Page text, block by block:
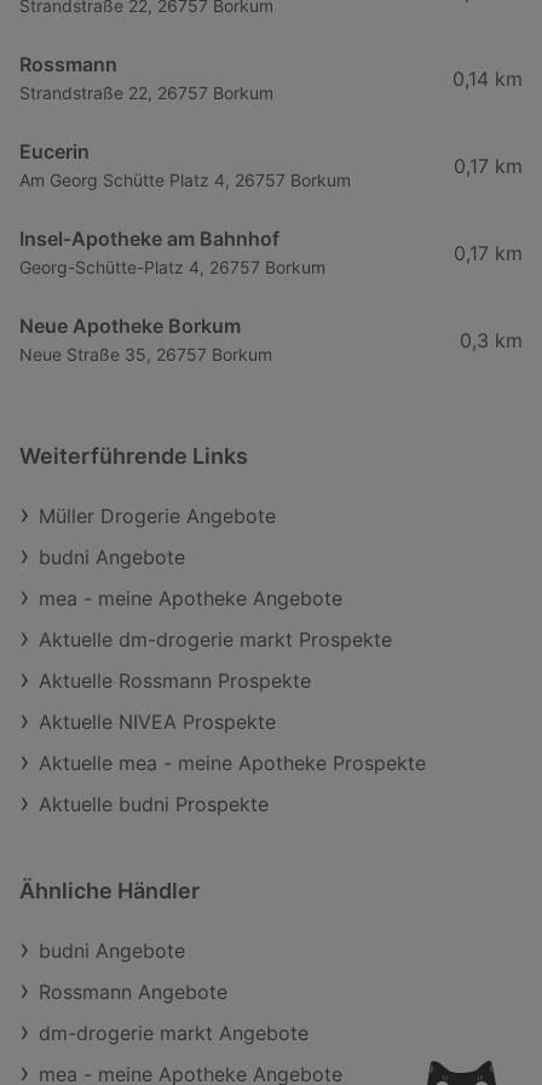
Strandstraße 22, 26757 Borkum
Rossmann
Strandstraße 22, 26757 Borkum
0,14 km
Eucerin
Am Georg Schütte Platz 4, 26757 Borkum
0,17 km
Insel-Apotheke am Bahnhof
Georg-Schütte-Platz 4, 26757 Borkum
0,17 km
Neue Apotheke Borkum
Neue Straße 35, 26757 Borkum
0,3 km
Weiterführende Links
Müller Drogerie Angebote
budni Angebote
mea - meine Apotheke Angebote
Aktuelle dm-drogerie markt Prospekte
Aktuelle Rossmann Prospekte
Aktuelle NIVEA Prospekte
Aktuelle mea - meine Apotheke Prospekte
Aktuelle budni Prospekte
Ähnliche Händler
budni Angebote
Rossmann Angebote
dm-drogerie markt Angebote
mea - meine Apotheke Angebote